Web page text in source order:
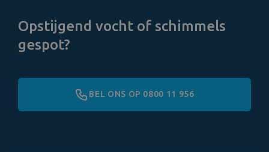
Opstijgend vocht of schimmels
gespot?
BEL ONS OP 0800 11 956